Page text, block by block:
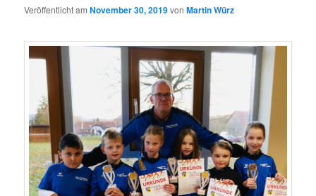
Veröffentlicht amNovember 30, 2019vonMartin Würz